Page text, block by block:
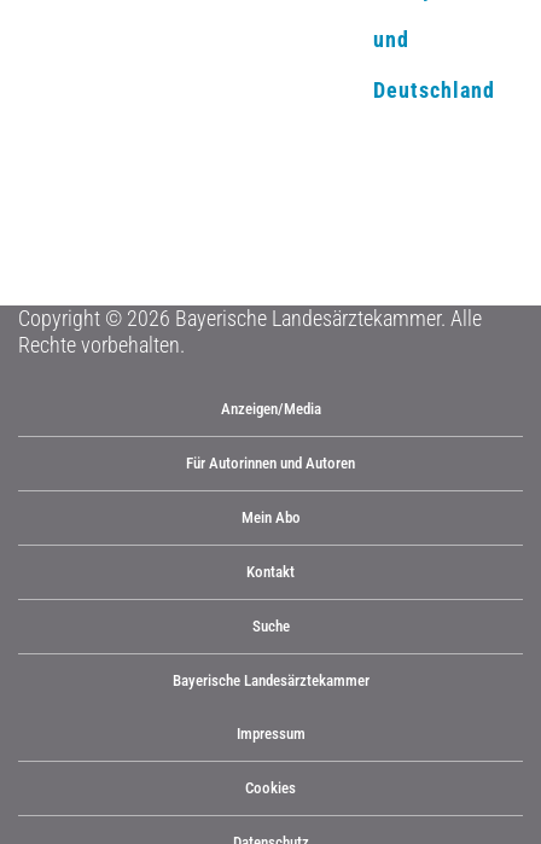
und
Deutschland
Copyright © 2026 Bayerische Landesärztekammer. Alle
Rechte vorbehalten.
Anzeigen/Media
Für Autorinnen und Autoren
Mein Abo
Kontakt
Suche
Bayerische Landesärztekammer
Impressum
Cookies